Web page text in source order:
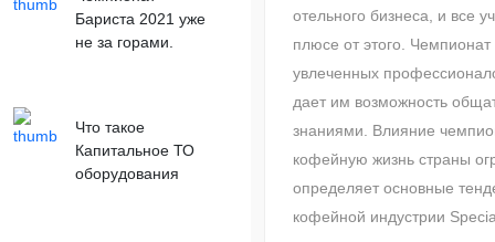
Бариста 2021 уже
не за горами.
Что такое
Капитальное ТО
оборудования
отельного бизнеса, и все
плюсе от этого.
увлеченных
дает им возможность
знаниями. Влияние
кофейную жизнь страны
определяет основные
кофейной индустрии